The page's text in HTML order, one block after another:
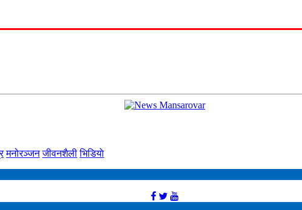
मनोरञ्‍जन जीवनशैली भिडियाे